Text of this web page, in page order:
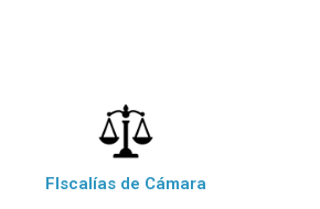
FIscalías de Cámara